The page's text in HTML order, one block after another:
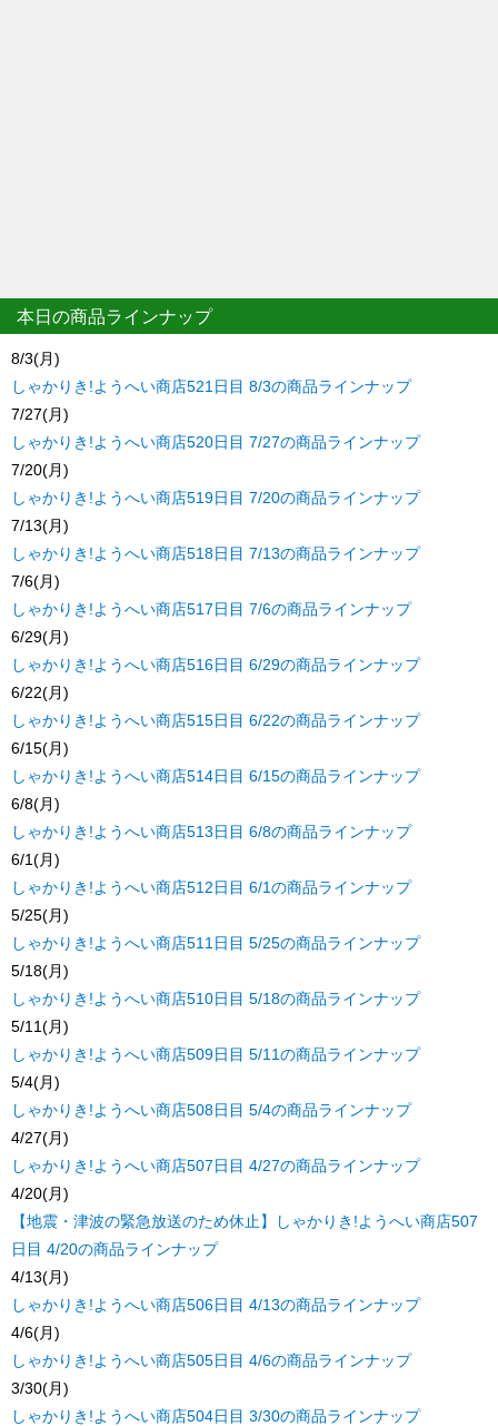
本日の商品ラインナップ
8/3(月)
しゃかりき!ようへい商店521日目 8/3の商品ラインナップ
7/27(月)
しゃかりき!ようへい商店520日目 7/27の商品ラインナップ
7/20(月)
しゃかりき!ようへい商店519日目 7/20の商品ラインナップ
7/13(月)
しゃかりき!ようへい商店518日目 7/13の商品ラインナップ
7/6(月)
しゃかりき!ようへい商店517日目 7/6の商品ラインナップ
6/29(月)
しゃかりき!ようへい商店516日目 6/29の商品ラインナップ
6/22(月)
しゃかりき!ようへい商店515日目 6/22の商品ラインナップ
6/15(月)
しゃかりき!ようへい商店514日目 6/15の商品ラインナップ
6/8(月)
しゃかりき!ようへい商店513日目 6/8の商品ラインナップ
6/1(月)
しゃかりき!ようへい商店512日目 6/1の商品ラインナップ
5/25(月)
しゃかりき!ようへい商店511日目 5/25の商品ラインナップ
5/18(月)
しゃかりき!ようへい商店510日目 5/18の商品ラインナップ
5/11(月)
しゃかりき!ようへい商店509日目 5/11の商品ラインナップ
5/4(月)
しゃかりき!ようへい商店508日目 5/4の商品ラインナップ
4/27(月)
しゃかりき!ようへい商店507日目 4/27の商品ラインナップ
4/20(月)
【地震・津波の緊急放送のため休止】しゃかりき!ようへい商店507
日目 4/20の商品ラインナップ
4/13(月)
しゃかりき!ようへい商店506日目 4/13の商品ラインナップ
4/6(月)
しゃかりき!ようへい商店505日目 4/6の商品ラインナップ
3/30(月)
しゃかりき!ようへい商店504日目 3/30の商品ラインナップ